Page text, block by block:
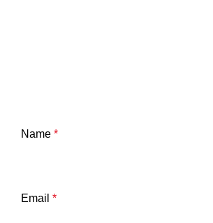
Name *
Email *